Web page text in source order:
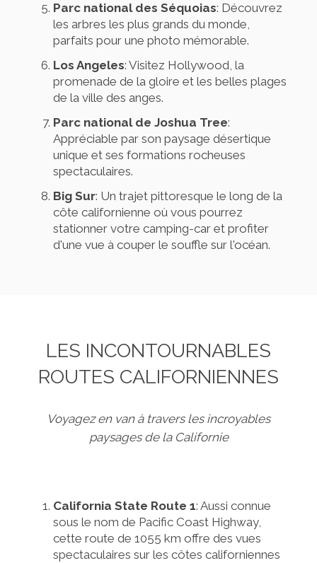
Parc national des Séquoias: Découvrez
les arbres les plus grands du monde,
parfaits pour une photo mémorable.
Los Angeles: Visitez Hollywood, la
promenade de la gloire et les belles plages
de la ville des anges.
Parc national de Joshua Tree:
Appréciable par son paysage désertique
unique et ses formations rocheuses
spectaculaires.
Big Sur: Un trajet pittoresque le long de la
côte californienne où vous pourrez
stationner votre camping-car et profiter
d'une vue à couper le souffle sur l'océan.
LES INCONTOURNABLES
ROUTES CALIFORNIENNES
Voyagez en van à travers les incroyables
paysages de la Californie
California State Route 1: Aussi connue
sous le nom de Pacific Coast Highway,
cette route de 1055 km offre des vues
spectaculaires sur les côtes californiennes